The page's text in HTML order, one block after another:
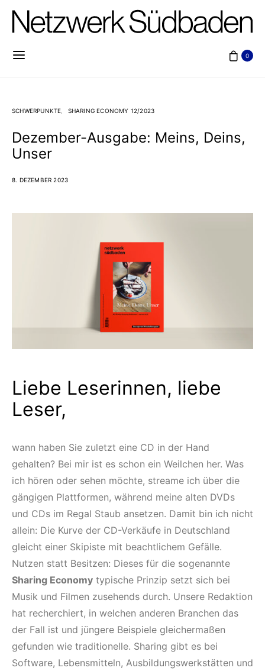
0
SCHWERPUNKTE SHARING ECONOMY 12/2023
Dezember-Ausgabe: Meins, Deins,
Unser
8. DEZEMBER 2023
Liebe Leserinnen, liebe
Leser,
wann haben Sie zuletzt eine CD in der Hand
gehalten? Bei mir ist es schon ein Weilchen her. Was
ich hören oder sehen möchte, streame ich über die
gängigen Plattformen, während meine alten DVDs
und CDs im Regal Staub ansetzen. Damit bin ich nicht
allein: Die Kurve der CD-Verkäufe in Deutschland
gleicht einer Skipiste mit beachtlichem Gefälle.
Nutzen statt Besitzen: Dieses für die sogenannte
Sharing Economy typische Prinzip setzt sich bei
Musik und Filmen zusehends durch. Unsere Redaktion
hat recherchiert, in welchen anderen Branchen das
der Fall ist und jüngere Beispiele gleichermaßen
gefunden wie traditionelle. Sharing gibt es bei
Software, Lebensmitteln, Ausbildungswerkstätten und